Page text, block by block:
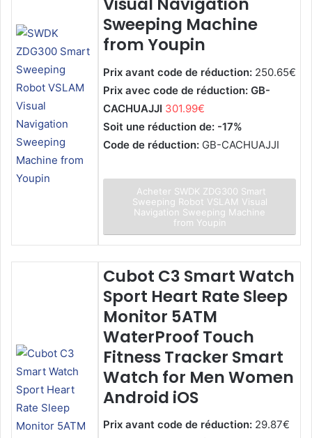
Sweeping Machine
from Youpin
Prix avant code de réduction: 250.65€
Prix avec code de réduction: GB-
CACHUAJJI 301.99€
Soit une réduction de: -17%
Code de réduction: GB-CACHUAJJI
Acheter SWDK ZDG300 Smart
Sweeping Robot VSLAM Visual
Navigation Sweeping Machine
from Youpin
Cubot C3 Smart Watch
Sport Heart Rate Sleep
Monitor 5ATM
WaterProof Touch
Fitness Tracker Smart
Watch for Men Women
Android iOS
Prix avant code de réduction: 29.87€